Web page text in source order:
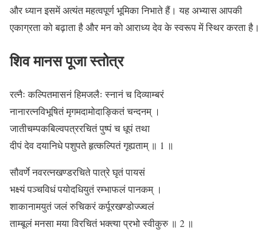
और ध्यान इसमें अत्यंत महत्वपूर्ण भूमिका निभाते हैं। यह अभ्यास आपकी
एकाग्रता को बढ़ाता है और मन को आराध्य देव के स्वरूप में स्थिर करता है।
शिव मानस पूजा स्तोत्र
रत्नैः कल्पितमासनं हिमजलैः स्नानं च दिव्याम्बरं
नानारत्नविभूषितं मृगमदामोदाङ्कितं चन्दनम् ।
जातीचम्पकबिल्वपत्ररचितं पुष्पं च धूपं तथा
दीपं देव दयानिधे पशुपते हृत्कल्पितं गृह्यताम् ॥ 1 ॥
सौवर्णे नवरत्नखण्डरचिते पात्रे घृतं पायसं
भक्ष्यं पञ्चविधं पयोदधियुतं रम्भाफलं पानकम् ।
शाकानामयुतं जलं रुचिकरं कर्पूरखण्डोज्ज्वलं
ताम्बूलं मनसा मया विरचितं भक्त्या प्रभो स्वीकुरु ॥ 2 ॥